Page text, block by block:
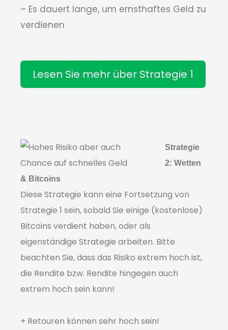
– Es dauert lange, um ernsthaftes Geld zu
verdienen
Lesen Sie mehr über Strategie 1
Strategie
2: Wetten
& Bitcoins
Diese Strategie kann eine Fortsetzung von
Strategie 1 sein, sobald Sie einige (kostenlose)
Bitcoins verdient haben, oder als
eigenständige Strategie arbeiten. Bitte
beachten Sie, dass das Risiko extrem hoch ist,
die Rendite bzw. Rendite hingegen auch
extrem hoch sein kann!
+ Retouren können sehr hoch sein!